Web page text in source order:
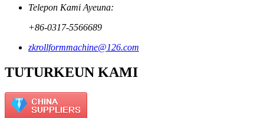
Telepon Kami Ayeuna:
+86-0317-5566689
zkrollformmachine@126.com
TUTURKEUN KAMI